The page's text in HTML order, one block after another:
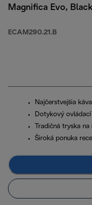
Magnifica Evo, Black
ECAM290.21.B
Najčerstvejšia káva
Dotykový ovládací
Tradičná tryska
Široká ponuka